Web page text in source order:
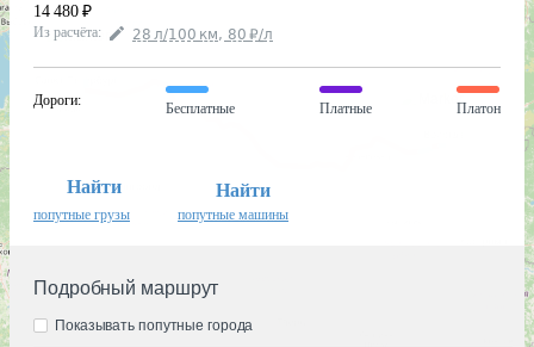
14 480 ₽
Из расчёта: 28 л/100 км, 80 ₽/л
Дороги:
Бесплатные Платные Платон
Найти
попутные грузы
Найти
попутные машины
Подробный маршрут
Показывать попутные города